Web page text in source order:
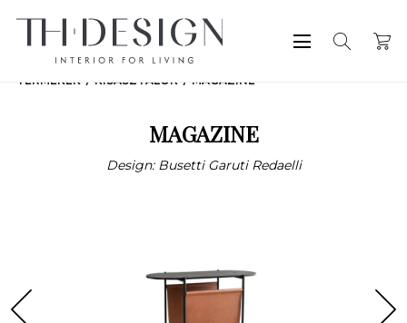
TERMÉKEK KISASZTALOK MAGAZINE
MAGAZINE
Design: Busetti Garuti Redaelli